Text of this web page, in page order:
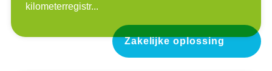
kilometerregistr...
Zakelijke oplossing